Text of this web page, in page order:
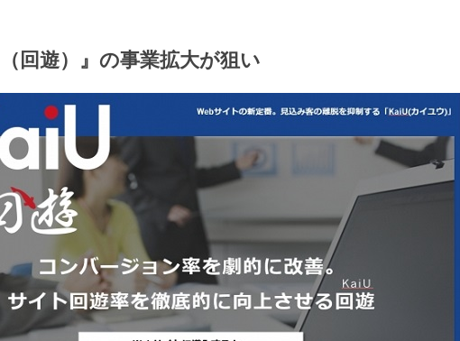
（回遊）』の事業拡大が狙い